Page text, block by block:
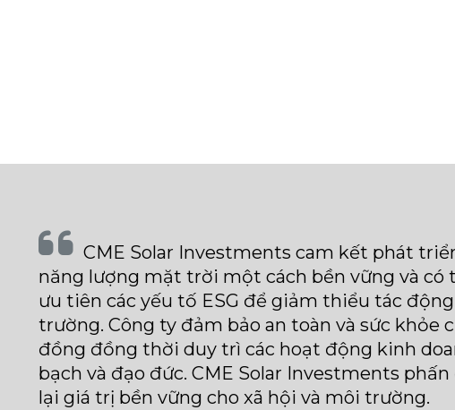
CME Solar Investments cam kết phát triển các dự án
năng lượng mặt trời một cách bền vững và có
ưu tiên các yếu tố ESG để giảm thiểu tác
trường. Công ty đảm bảo an toàn và sức khỏe
đồng đồng thời duy trì các hoạt động kinh
bạch và đạo đức. CME Solar Investments
lại giá trị bền vững cho xã hội và môi trường.